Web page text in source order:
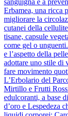
Erbamea, una ricca
migliorare la
cutanei della
tisane, capsule
come gel o
e l’aspetto della
adottare uno stile di
fare movimento
L’Erbolario del
Mirtillo e Frutti
edulcoranti, a base
d’oro e Lespedeza